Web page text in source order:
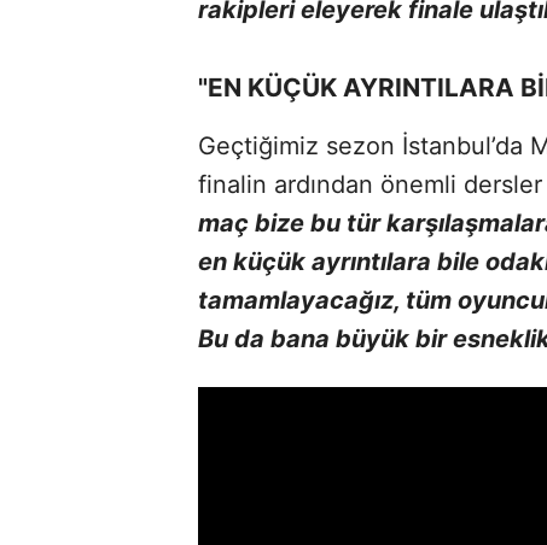
rakipleri eleyerek finale
"EN KÜÇÜK AYRINTILARA
Geçtiğimiz sezon İstanbul’da
finalin ardından önemli dersler
maç bize bu tür
en küçük ayrıntılara bile
tamamlayacağız, tüm
Bu da bana büyük bir esneklik